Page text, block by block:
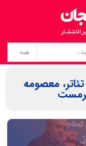
معصومه